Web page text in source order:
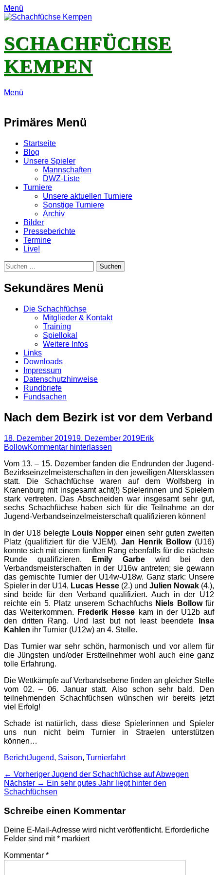
Menü
SCHACHFÜCHSE
KEMPEN
Menü
Primäres Menü
Zum
Inhalt
springen
Startseite
Blog
Unsere Spieler
Mannschaften
DWZ-Liste
Turniere
Unsere aktuellen Turniere
Sonstige Turniere
Archiv
Bilder
Presseberichte
Termine
Live!
Suchen
Suchen
nach:
Sekundäres Menü
Zum
Die Schachfüchse
Mitglieder & Kontakt
Training
Spiellokal
Weitere Infos
Links
Downloads
Impressum
Datenschutzhinweise
Rundbriefe
Fundsachen
Nach dem Bezirk ist vor dem Verband
Posted
on
18. Dezember 201919. Dezember 2019Autor
Erik
BollowKommentar hinterlassen
Vom 13. – 15. Dezember fanden die Endrunden der Jugend-
Bezirkseinzelmeisterschaften in den jeweiligen Altersklassen
statt. Die Schachfüchse waren auf dem Wolfsberg in
Kranenburg mit insgesamt acht(!) Spielerinnen und Spielern
stark vertreten. Das Abschneiden war insgesamt sehr gut,
sechs Schachfüchse haben sich für die Teilnahme an der
Jugend-Verbandseinzelmeisterschaft qualifizieren können!
In der U18 belegte Louis Nopper einen sehr guten zweiten
Platz (qualifiziert für die VJEM). Jan Henrik Bollow(U16)
konnte sich mit einem fünften Rang ebenfalls für die nächste
Runde qualifizieren.
Emily Garbe wird bei den
Verbandsmeisterschaften in der U16w antreten; sie gewann
das gemischte Turnier der U14w-U18w. Ganz stark: Unsere
Spieler in der U14, Lucas Hesse(2.) und Julien Nowak(4.),
sind beide für den Verband qualifiziert. Auch in der U12
reichte ein 5. Platz unserem Schachfuchs Niels Bollowfür
das Weiterkommen.
Frederik Hesse kam in der U12b auf
den dritten Rang. Und last but not least beendete
Insa
Kahlen ihr Turnier (U12w) an 4. Stelle.
Das Turnier war sehr schön, harmonisch und vor allem für
die Jüngsten und/oder Erstteilnehmer wohl auch eine ganz
tolle Erfahrung.
Die Wettkämpfe auf Verbandsebene finden an gleicher Stelle
vom 02. – 06. Januar statt. Also schon sehr bald. Den
teilnehmenden Schachfüchsen wünschen wir bereits jetzt
viel Erfolg!
Schade ist natürlich, dass diese Spielerinnen und Spieler
uns nun nicht beim Turnier in Straelen unterstützen
können…
Kategorien
BerichtSchlagworte
Jugend, Saison, Turnierfahrt
Beitragsnavigation
← Vorheriger Vorheriger
Beitrag:
Jugend der Schachfüchse auf Abwegen
Nächster → Nächster
Beitrag:
Ein sehr gutes Jahr liegt hinter den
Schachfüchsen
Schreibe einen Kommentar
Deine E-Mail-Adresse wird nicht veröffentlicht. Erforderliche
Felder sind mit* markiert
Kommentar *